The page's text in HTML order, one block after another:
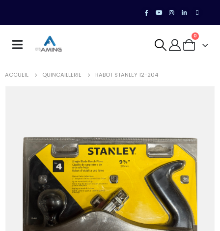
0
ACCUEIL QUINCAILLERIE RABOT STANLEY 12-204